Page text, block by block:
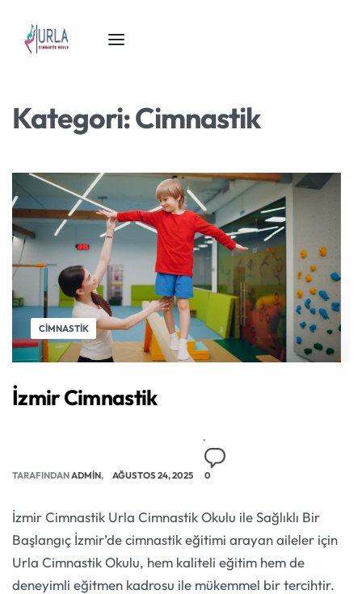
Kategori:Cimnastik
CIMNASTIK
İzmir Cimnastik
TARAFINDANADMIN AĞUSTOS 24, 2025 0
İzmir Cimnastik Urla Cimnastik Okulu ile Sağlıklı Bir
Başlangıç İzmir’de cimnastik eğitimi arayan aileler için
Urla Cimnastik Okulu, hem kaliteli eğitim hem de
deneyimli eğitmen kadrosu ile mükemmel bir tercihtir.